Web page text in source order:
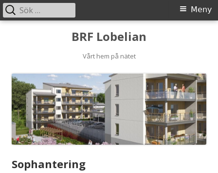
BRF Lobelian
Vårt hem på nätet
Primär
Meny
Sök
efter:
Sophantering